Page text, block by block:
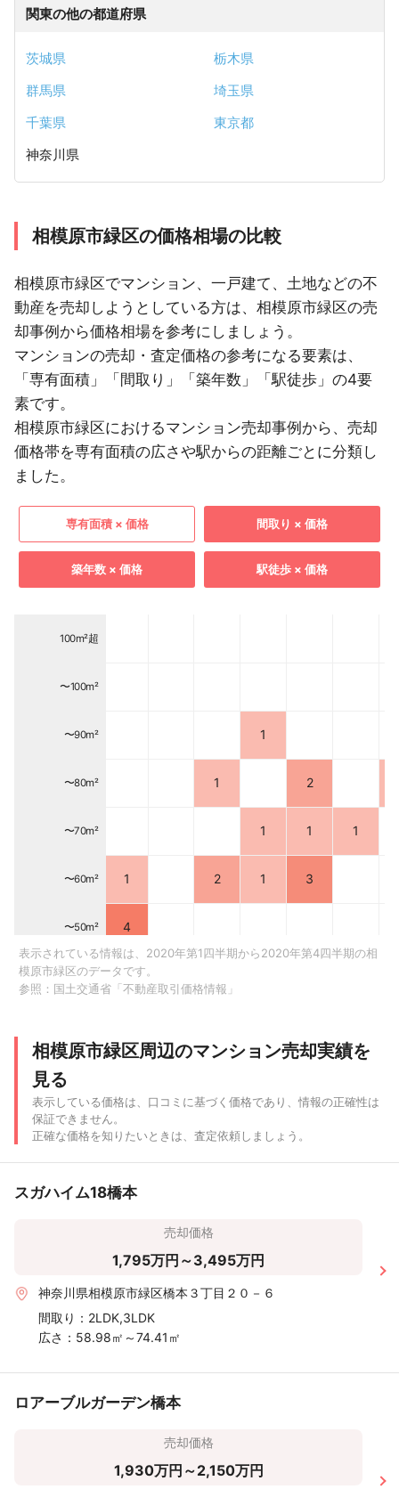
関東の他の都道府県
茨城県
栃木県
群馬県
埼玉県
千葉県
東京都
神奈川県
相模原市緑区の価格相場の比較
相模原市緑区でマンション、一戸建て、土地などの不
動産を売却しようとしている方は、相模原市緑区の売
却事例から価格相場を参考にしましょう。
マンションの売却・査定価格の参考になる要素は、
「専有面積」「間取り」「築年数」「駅徒歩」の4要
素です。
相模原市緑区におけるマンション売却事例から、売却
価格帯を専有面積の広さや駅からの距離ごとに分類し
ました。
専有面積 × 価格 間取り × 価格
築年数 × 価格 駅徒歩 × 価格
100m²超
〜100m²
〜90m² 1
〜80m² 1 2
〜70m² 1 1 1
〜60m² 1 2 1 3
〜50m² 4
〜40m²
〜500 万
〜1,000
〜2,000
〜3,000
〜4,000
〜5,000
表示されている情報は、2020年第1四半期から2020年第4四半期の相
模原市緑区のデータです。
参照： 国土交通省「不動産取引価格情報」
相模原市緑区周辺のマンション売却実績を
見る
表示している価格は、口コミに基づく価格であり、情報の正確性は
保証できません。
正確な価格を知りたいときは、査定依頼しましょう。
スガハイム18橋本
売却価格
1,795万円～3,495万円
神奈川県相模原市緑区橋本３丁目２０－６
間取り： 2LDK,3LDK
広さ： 58.98㎡～74.41㎡
ロアーブルガーデン橋本
売却価格
1,930万円～2,150万円